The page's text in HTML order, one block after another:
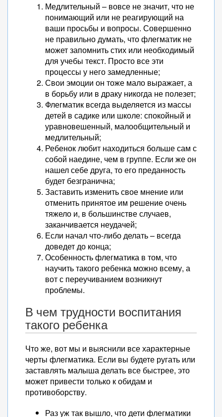
Медлительный – вовсе не значит, что не
понимающий или не реагирующий на
ваши просьбы и вопросы. Совершенно
не правильно думать, что флегматик не
может запомнить стих или необходимый
для учебы текст. Просто все эти
процессы у него замедленные;
Свои эмоции он тоже мало выражает, а
в борьбу или в драку никогда не полезет;
Флегматик всегда выделяется из массы
детей в садике или школе: спокойный и
уравновешенный, малообщительный и
медлительный;
Ребенок любит находиться больше сам с
собой наедине, чем в группе. Если же он
нашел себе друга, то его преданность
будет безгранична;
Заставить изменить свое мнение или
отменить принятое им решение очень
тяжело и, в большинстве случаев,
заканчивается неудачей;
Если начал что-либо делать – всегда
доведет до конца;
Особенность флегматика в том, что
научить такого ребенка можно всему, а
вот с переучиванием возникнут
проблемы.
В чем трудности воспитания
такого ребенка
Что же, вот мы и выяснили все характерные
черты флегматика. Если вы будете ругать или
заставлять малыша делать все быстрее, это
может привести только к обидам и
противоборству.
Раз уж так вышло, что дети флегматики